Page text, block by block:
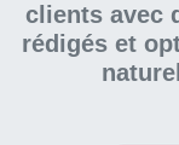
clients avec
rédigés et
naturel